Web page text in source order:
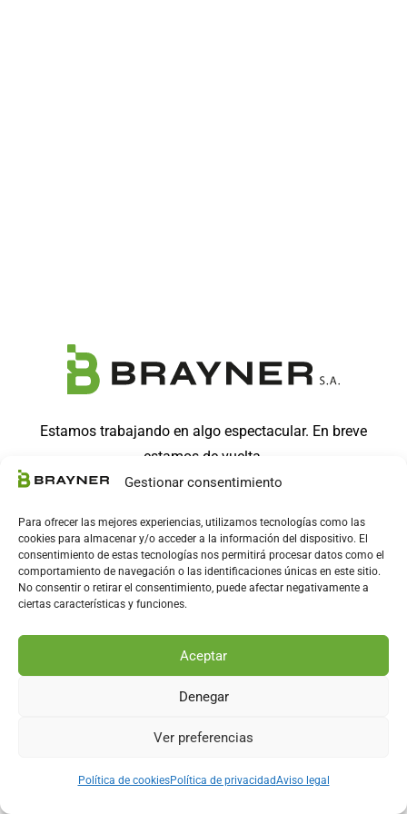
Gestionar consentimiento
Para ofrecer las mejores experiencias, utilizamos tecnologías como las
cookies para almacenar y/o acceder a la información del dispositivo. El
consentimiento de estas tecnologías nos permitirá procesar datos como el
comportamiento de navegación o las identificaciones únicas en este sitio.
No consentir o retirar el consentimiento, puede afectar negativamente a
ciertas características y funciones.
Aceptar
Denegar
Ver preferencias
Política de cookiesPolítica de privacidadAviso legal
Estamos trabajando en algo espectacular. En breve
estamos de vuelta.